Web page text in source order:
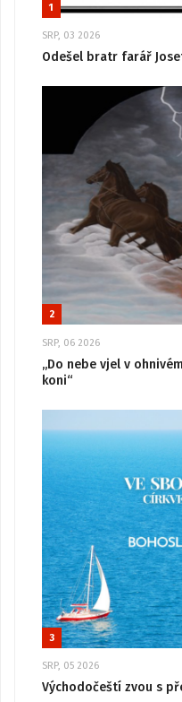
1
SRP, 03 2026
Odešel bratr farář
2
SRP, 06 2026
„Do nebe vjel v
koni“
3
SRP, 05 2026
Východočeští zvou s